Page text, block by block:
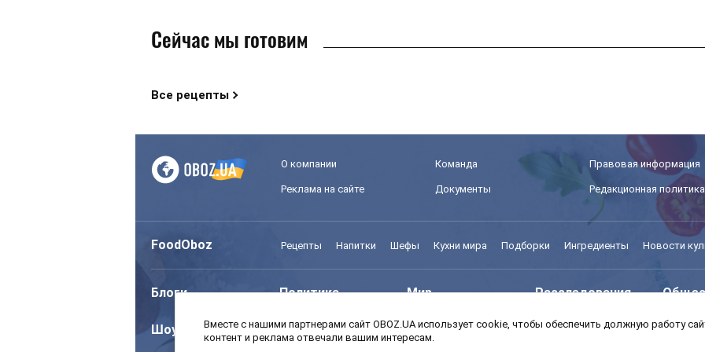
Сейчас мы готовим
Все рецепты
О компании Команда Правовая информация
Реклама на сайте Документы Редакционная политика
FoodOboz Рецепты Напитки Шефы Кухни мира Подборки Ингредиенты Новости
Блоги Политика Мир Расследования
Шоу Спорт Моя школа Авто
Вместе с нашими партнерами сайт OBOZ.UA использует cookie, чтобы обеспечить должную работу
контент и реклама отвечали вашим интересам.